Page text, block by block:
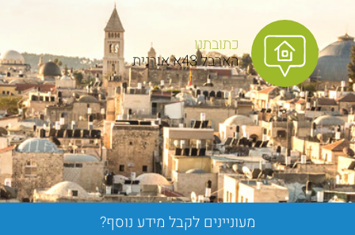
כתובתנו
הארבל 43א אורנית
מעוניינים לקבל מידע נוסף?